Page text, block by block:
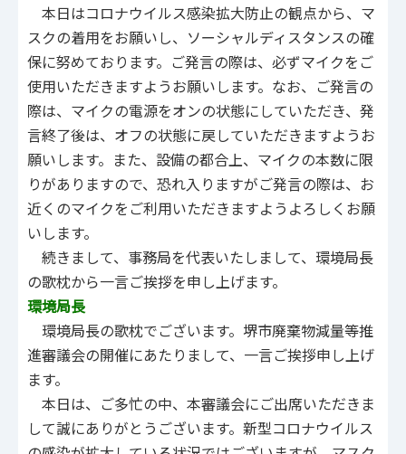
本日はコロナウイルス感染拡大防止の観点から、マ
スクの着用をお願いし、ソーシャルディスタンスの確
保に努めております。ご発言の際は、必ずマイクをご
使用いただきますようお願いします。なお、ご発言の
際は、マイクの電源をオンの状態にしていただき、発
言終了後は、オフの状態に戻していただきますようお
願いします。また、設備の都合上、マイクの本数に限
りがありますので、恐れ入りますがご発言の際は、お
近くのマイクをご利用いただきますようよろしくお願
いします。
続きまして、事務局を代表いたしまして、環境局長
の歌枕から一言ご挨拶を申し上げます。
環境局長
環境局長の歌枕でございます。堺市廃棄物減量等推
進審議会の開催にあたりまして、一言ご挨拶申し上げ
ます。
本日は、ご多忙の中、本審議会にご出席いただきま
して誠にありがとうございます。新型コロナウイルス